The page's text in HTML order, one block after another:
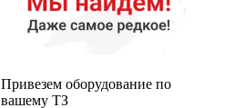
Привезем оборудование по
вашему ТЗ